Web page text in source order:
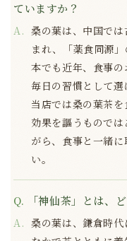
ていますか？
桑の葉は、中国で
まれ、「薬食同源
本でも近年、食事
毎日の習慣として選
当店では桑の葉茶
効果を謳うもので
がら、食事と一緒
い。
「神仙茶」とは、
桑の葉は、鎌倉時